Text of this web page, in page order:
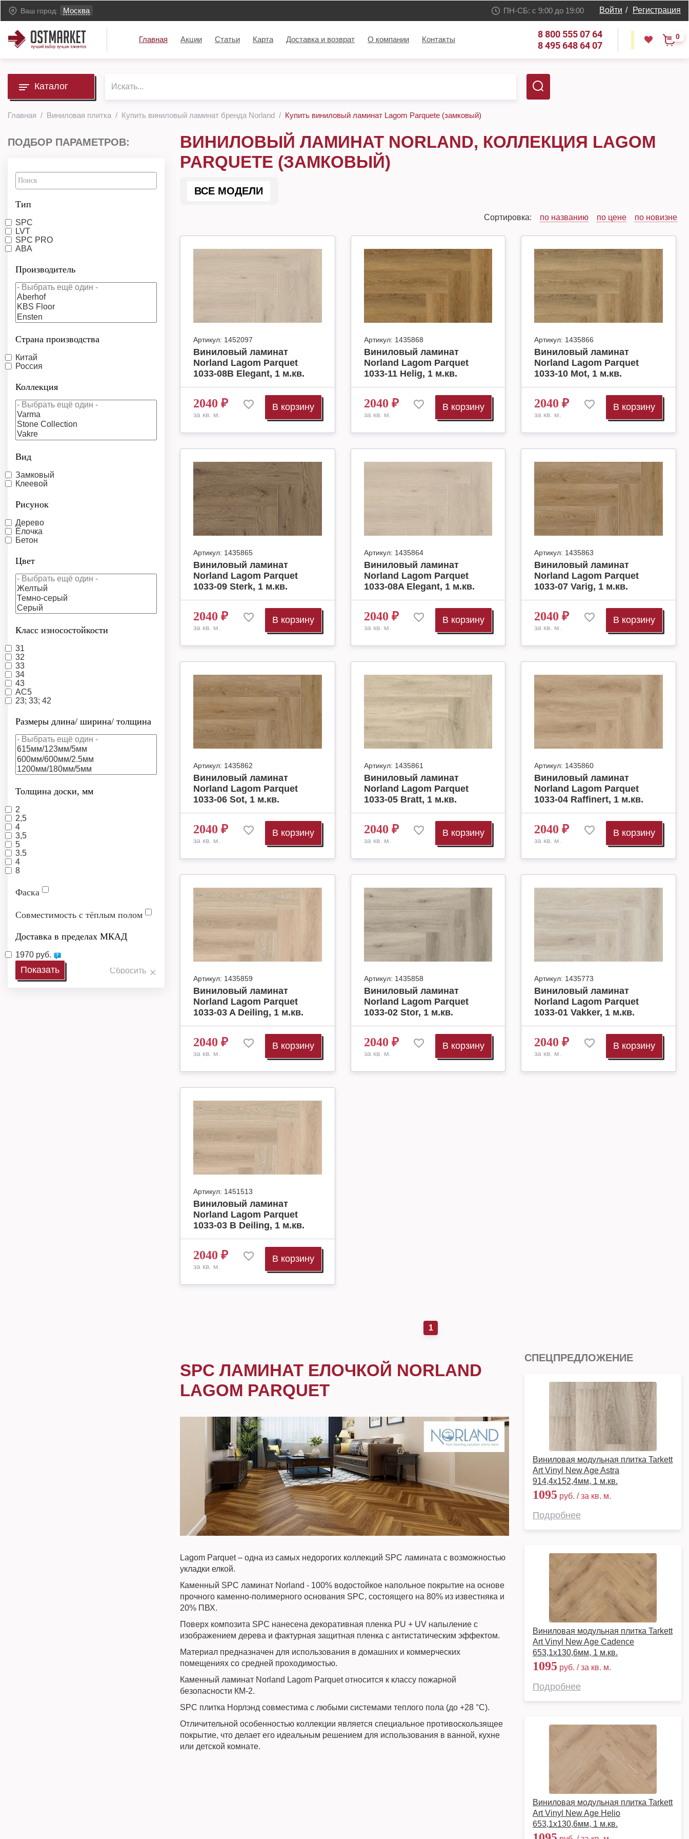
Ваш город: Москва ПН-СБ: с 9:00 до 19:00 Войти / Регистрация
Главная Акции Статьи Карта Доставка и возврат О компании Контакты
8 800 555 07 64
8 495 648 64 07
0
Каталог
Главная Виниловая плитка Купить виниловый ламинат бренда Norland Купить виниловый ламинат Lagom Parquete (замковый)
ПОДБОР ПАРАМЕТРОВ:
Тип
SPC
LVT
SPC PRO
ABA
Производитель
Страна производства
Китай
Россия
Коллекция
Вид
Замковый
Клеевой
Рисунок
Дерево
Ёлочка
Бетон
Цвет
Класс износостойкости
31
32
33
34
43
AC5
23; 33; 42
Размеры длина/ ширина/ толщина
Толщина доски, мм
2
2,5
4
3,5
5
3.5
4
8
Фаска
Совместимость с тёплым полом
Доставка в пределах МКАД
1970 руб.
ВИНИЛОВЫЙ ЛАМИНАТ NORLAND, КОЛЛЕКЦИЯ LAGOM
PARQUETE (ЗАМКОВЫЙ)
ВСЕ МОДЕЛИ
Сортировка: по названию по цене по новизне
Артикул: 1452097
Виниловый ламинат
Norland Lagom Parquet
1033-08B Elegant, 1 м.кв.
2040 ₽
за кв. м.
В корзину
Артикул: 1435868
Виниловый ламинат
Norland Lagom Parquet
1033-11 Helig, 1 м.кв.
2040 ₽
за кв. м.
В корзину
Артикул: 1435866
Виниловый ламинат
Norland Lagom Parquet
1033-10 Mot, 1 м.кв.
2040 ₽
за кв. м.
В корзину
Артикул: 1435865
Виниловый ламинат
Norland Lagom Parquet
1033-09 Sterk, 1 м.кв.
2040 ₽
за кв. м.
В корзину
Артикул: 1435864
Виниловый ламинат
Norland Lagom Parquet
1033-08A Elegant, 1 м.кв.
2040 ₽
за кв. м.
В корзину
Артикул: 1435863
Виниловый ламинат
Norland Lagom Parquet
1033-07 Varig, 1 м.кв.
2040 ₽
за кв. м.
В корзину
Артикул: 1435862
Виниловый ламинат
Norland Lagom Parquet
1033-06 Sot, 1 м.кв.
2040 ₽
за кв. м.
В корзину
Артикул: 1435861
Виниловый ламинат
Norland Lagom Parquet
1033-05 Bratt, 1 м.кв.
2040 ₽
за кв. м.
В корзину
Артикул: 1435860
Виниловый ламинат
Norland Lagom Parquet
1033-04 Raffinert, 1 м.кв.
2040 ₽
за кв. м.
В корзину
Артикул: 1435859
Виниловый ламинат
Norland Lagom Parquet
1033-03 A Deiling, 1 м.кв.
2040 ₽
за кв. м.
В корзину
Артикул: 1435858
Виниловый ламинат
Norland Lagom Parquet
1033-02 Stor, 1 м.кв.
2040 ₽
за кв. м.
В корзину
Артикул: 1435773
Виниловый ламинат
Norland Lagom Parquet
1033-01 Vakker, 1 м.кв.
2040 ₽
за кв. м.
В корзину
Артикул: 1451513
Виниловый ламинат
Norland Lagom Parquet
1033-03 B Deiling, 1 м.кв.
2040 ₽
за кв. м.
В корзину
1
SPC ЛАМИНАТ ЕЛОЧКОЙ NORLAND
LAGOM PARQUET
Lagom Parquet – одна из самых недорогих коллекций SPC ламината с возможностью
укладки елкой.
Каменный SPC ламинат Norland - 100% водостойкое напольное покрытие на основе
прочного каменно-полимерного основания SPC, состоящего на 80% из известняка и
20% ПВХ.
Поверх композита SPC нанесена декоративная пленка PU + UV напыление с
изображением дерева и фактурная защитная пленка с антистатическим эффектом.
Материал предназначен для использования в домашних и коммерческих
помещениях со средней проходимостью.
Каменный ламинат Norland Lagom Parquet относится к классу пожарной
безопасности КМ-2.
SPC плитка Норлэнд совместима с любыми системами теплого пола (до +28 °C).
Отличительной особенностью коллекции является специальное противоскользящее
покрытие, что делает его идеальным решением для использования в ванной, кухне
или детской комнате.
СПЕЦПРЕДЛОЖЕНИЕ
Виниловая модульная плитка Tarkett
Art Vinyl New Age Astra
914,4х152,4мм, 1 м.кв.
1095 руб. / за кв. м.
Подробнее
Виниловая модульная плитка Tarkett
Art Vinyl New Age Cadence
653,1х130,6мм, 1 м.кв.
1095 руб. / за кв. м.
Подробнее
Виниловая модульная плитка Tarkett
Art Vinyl New Age Helio
653,1х130,6мм, 1 м.кв.